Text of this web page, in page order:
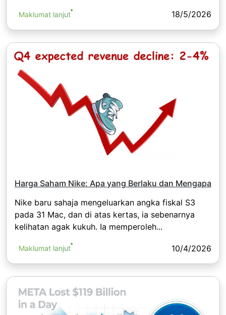
Maklumat lanjut 18/5/2026
Harga Saham Nike: Apa yang Berlaku dan Mengapa
Nike baru sahaja mengeluarkan angka fiskal S3
pada 31 Mac, dan di atas kertas, ia sebenarnya
kelihatan agak kukuh. Ia memperoleh...
Maklumat lanjut 10/4/2026